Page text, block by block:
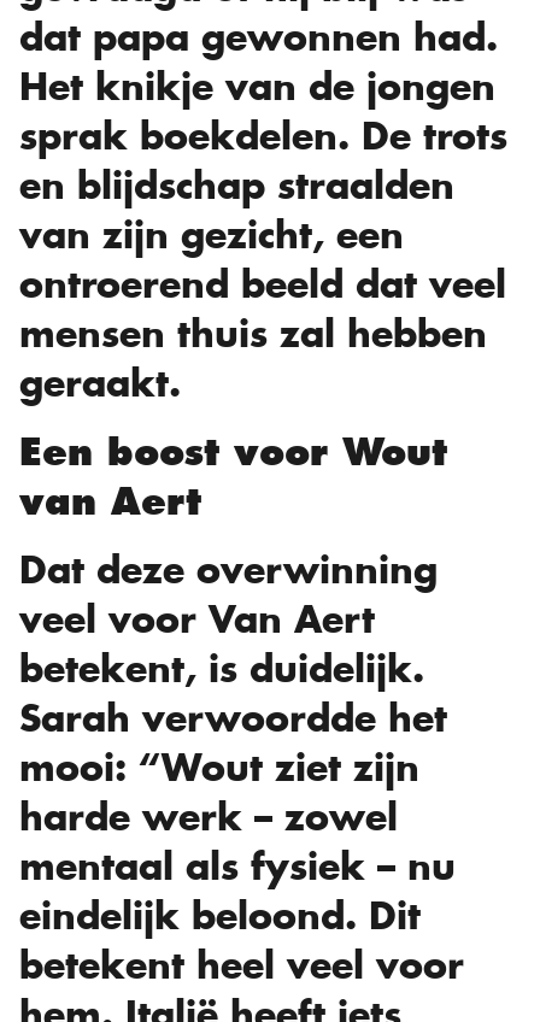
dat papa gewonnen had.
Het knikje van de jongen
sprak boekdelen. De trots
en blijdschap straalden
van zijn gezicht, een
ontroerend beeld dat veel
mensen thuis zal hebben
geraakt.
Een boost voor Wout
van Aert
Dat deze overwinning
veel voor Van Aert
betekent, is duidelijk.
Sarah verwoordde het
mooi: “Wout ziet zijn
harde werk – zowel
mentaal als fysiek – nu
eindelijk beloond. Dit
betekent heel veel voor